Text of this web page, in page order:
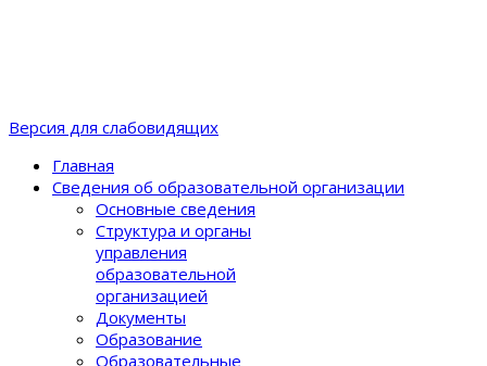
Версия для слабовидящих
Главная
Сведения об образовательной организации
Основные сведения
Структура и органы
управления
образовательной
организацией
Документы
Образование
Образовательные